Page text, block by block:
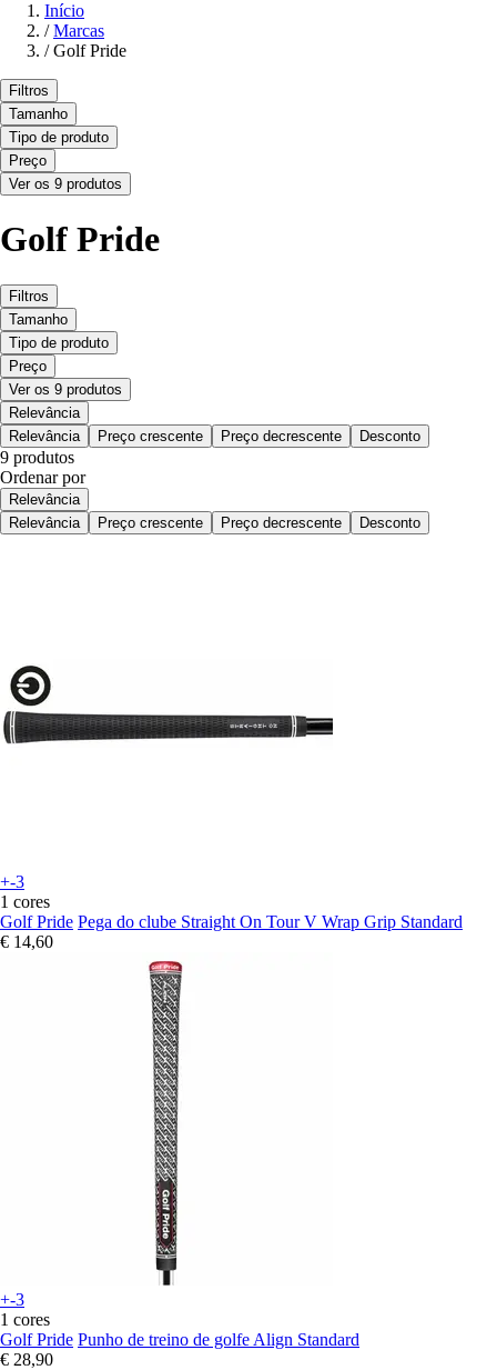
Início
/ Marcas
/ Golf Pride
Filtros
Tamanho
Tipo de produto
Preço
Ver os 9 produtos
Golf Pride
Filtros
Tamanho
Tipo de produto
Preço
Ver os 9 produtos
Relevância
Relevância
Preço crescente Preço decrescente Desconto
9 produtos
Ordenar por
Relevância
Relevância
Preço crescente Preço decrescente Desconto
+-3
1 cores
Golf Pride Pega do clube Straight On Tour V Wrap Grip Standard
€ 14,60
+-3
1 cores
Golf Pride Punho de treino de golfe Align Standard
€ 28,90